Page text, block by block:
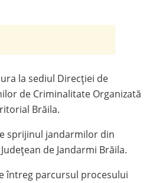
la sediul Direcției de
de Criminalitate Organizată
Brăila.
sprijinul jandarmilor din
de Jandarmi Brăila.
întreg parcursul procesului